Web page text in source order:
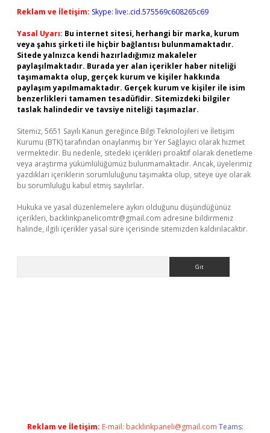
Reklam ve İletişim: Skype: live:.cid.575569c608265c69
Yasal Uyarı: Bu internet sitesi, herhangi bir marka, kurum
veya şahıs şirketi ile hiçbir bağlantısı bulunmamaktadır.
Sitede yalnızca kendi hazırladığımız makaleler
paylaşılmaktadır. Burada yer alan içerikler haber niteliği
taşımamakta olup, gerçek kurum ve kişiler hakkında
paylaşım yapılmamaktadır. Gerçek kurum ve kişiler ile isim
benzerlikleri tamamen tesadüfidir. Sitemizdeki bilgiler
taslak halindedir ve tavsiye niteliği taşımazlar.
Sitemiz, 5651 Sayılı Kanun gereğince Bilgi Teknolojileri ve İletişim
Kurumu (BTK) tarafından onaylanmış bir Yer Sağlayıcı olarak hizmet
vermektedir. Bu nedenle, sitedeki içerikleri proaktif olarak denetleme
veya araştırma yükümlülüğümüz bulunmamaktadır. Ancak, üyelerimiz
yazdıkları içeriklerin sorumluluğunu taşımakta olup, siteye üye olarak
bu sorumluluğu kabul etmiş sayılırlar.
Hukuka ve yasal düzenlemelere aykırı olduğunu düşündüğünüz
içerikleri, backlinkpanelicomtr@gmail.com adresine bildirmeniz
halinde, ilgili içerikler yasal süre içerisinde sitemizden kaldırılacaktır.
Reklam ve İletişim: E-mail: backlinkpaneli@gmail.com Teams: